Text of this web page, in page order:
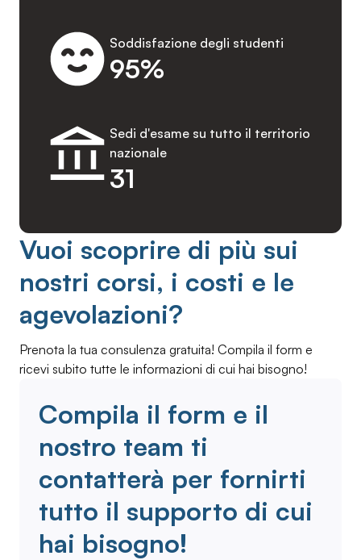
95%
Soddisfazione degli studenti
31
Sedi d'esame su tutto il territorio
nazionale
Vuoi scoprire di più sui
nostri corsi, i costi e le
agevolazioni?
Prenota la tua consulenza gratuita! Compila il form e
ricevi subito tutte le informazioni di cui hai bisogno!
Compila il form e il
nostro team ti
contatterà per fornirti
tutto il supporto di cui
hai bisogno!